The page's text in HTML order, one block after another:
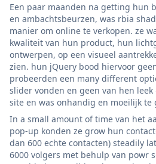
Een paar maanden na getting hun
en ambachtsbeurzen, was rbia
manier om online te verkopen. ze
kwaliteit van hun product, hun
ontwerpen, op een visueel
zien. hun jQuery bood hiervoor
probeerden een many different
slider vonden en geen van hen
site en was onhandig en moeilijk te
In a small amount of time van het
pop-up konden ze grow hun
dan 600 echte contacten) steadily
6000 volgers met behulp van powr